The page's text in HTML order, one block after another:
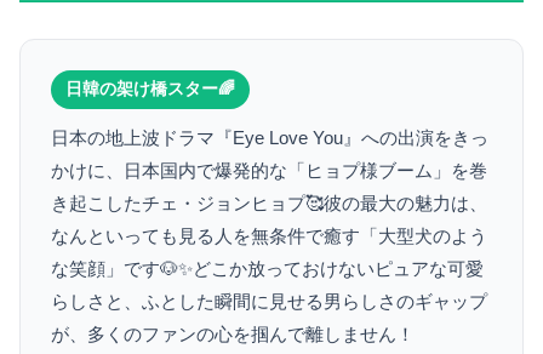
日韓の架け橋スター🌈
日本の地上波ドラマ『Eye Love You』への出演をきっ
かけに、日本国内で爆発的な「ヒョプ様ブーム」を巻
き起こしたチェ・ジョンヒョプ🥰彼の最大の魅力は、
なんといっても見る人を無条件で癒す「大型犬のよう
な笑顔」です🐶✨どこか放っておけないピュアな可愛
らしさと、ふとした瞬間に見せる男らしさのギャップ
が、多くのファンの心を掴んで離しません！